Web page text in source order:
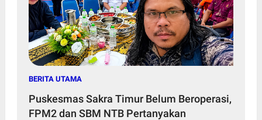
BERITA UTAMA
Puskesmas Sakra Timur Belum Beroperasi,
FPM2 dan SBM NTB Pertanyakan